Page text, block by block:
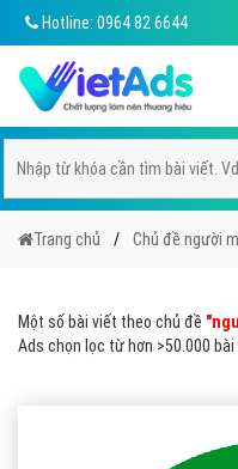
Hotline: 0964 82 6644
Trang chủ Chủ đề người
Một số bài viết theo chủ đề
Ads chọn lọc từ hơn >50.000